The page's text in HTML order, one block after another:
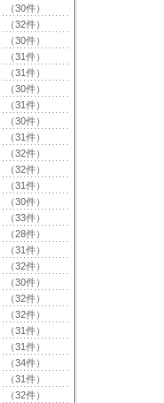
（30件）
（32件）
（30件）
（31件）
（31件）
（30件）
（31件）
（30件）
（31件）
（32件）
（32件）
（31件）
（30件）
（33件）
（28件）
（31件）
（32件）
（30件）
（32件）
（32件）
（31件）
（31件）
（34件）
（31件）
（32件）